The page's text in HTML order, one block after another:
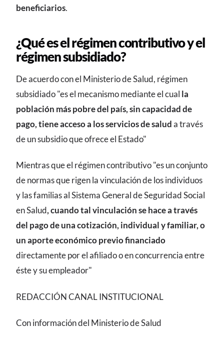
beneficiarios.
¿Qué es el régimen contributivo y el
régimen subsidiado?
De acuerdo con el Ministerio de Salud, régimen
subsidiado "es el mecanismo mediante el cual la
población más pobre del país, sin capacidad de
pago, tiene acceso a los servicios de saluda través
de un subsidio que ofrece el Estado"
Mientras que el régimen contributivo "es un conjunto
de normas que rigen la vinculación de los individuos
y las familias al Sistema General de Seguridad Social
en Salud, cuando tal vinculación se hace a través
del pago de una cotización, individual y familiar, o
un aporte económico previo financiado
directamente por el afiliado o en concurrencia entre
éste y su empleador"
REDACCIÓN CANAL INSTITUCIONAL
Con información del Ministerio de Salud